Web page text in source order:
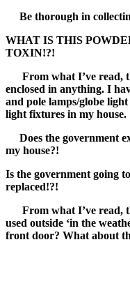
Be thorough in
WHAT IS THIS
TOXIN!?!
From what I’ve read,
enclosed in anything. I
and pole lamps/globe
light fixtures in my house.
Does the government
my house?!
Is the government going
replaced!?!
From what I’ve read,
used outside ‘in the
front door? What about